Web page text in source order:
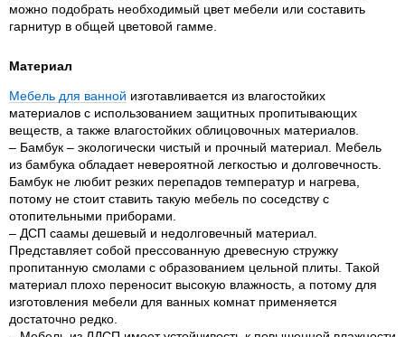
можно подобрать необходимый цвет мебели или составить
гарнитур в общей цветовой гамме.
Материал
Мебель для ванной изготавливается из влагостойких
материалов с использованием защитных пропитывающих
веществ, а также влагостойких облицовочных материалов.
– Бамбук – экологически чистый и прочный материал. Мебель
из бамбука обладает невероятной легкостью и долговечность.
Бамбук не любит резких перепадов температур и нагрева,
потому не стоит ставить такую мебель по соседству с
отопительными приборами.
– ДСП саамы дешевый и недолговечный материал.
Представляет собой прессованную древесную стружку
пропитанную смолами с образованием цельной плиты. Такой
материал плохо переносит высокую влажность, а потому для
изготовления мебели для ванных комнат применяется
достаточно редко.